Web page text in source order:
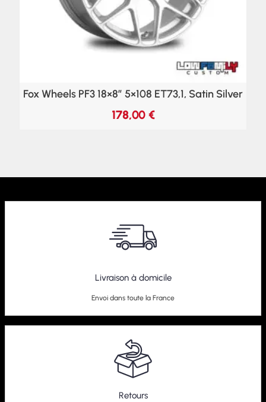
Fox Wheels PF3 18×8″ 5×108 ET73,1, Satin Silver
178,00 €
Livraison à domicile
Envoi dans toute la France
Retours